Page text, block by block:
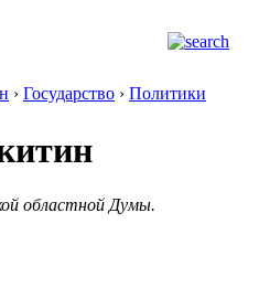
› Государство › Политики
областной Думы.